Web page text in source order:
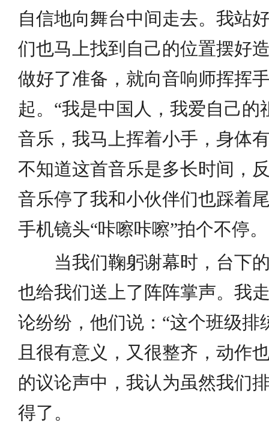
自信地向舞台中间走去。我站
们也马上找到自己的位置摆好
做好了准备，就向音响师挥挥
起。“我是中国人，我爱自己
音乐，我马上挥着小手，身体
不知道这首音乐是多长时间，
音乐停了我和小伙伴们也踩着
手机镜头“咔嚓咔嚓”拍个不停。
当我们鞠躬谢幕时，台下的
也给我们送上了阵阵掌声。我
论纷纷，他们说：“这个班级排
且很有意义，又很整齐，动作
的议论声中，我认为虽然我们
得了。